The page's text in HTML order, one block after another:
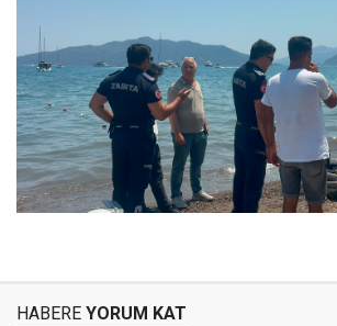
HABERE YORUM KAT